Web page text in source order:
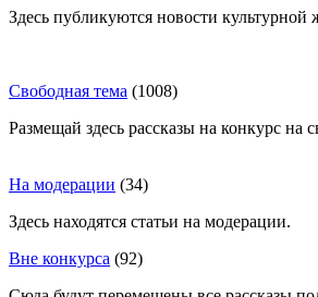
Здесь публикуются новости
Свободная тема (1008)
Размещай здесь рассказы на конкурс на
На модерации (34)
Здесь находятся статьи на модерации.
Вне конкурса (92)